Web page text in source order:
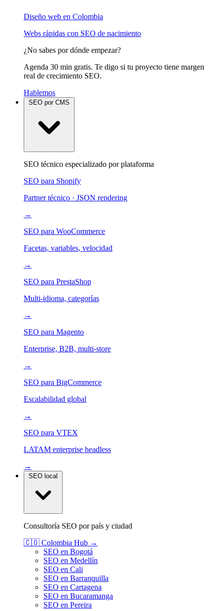
Diseño web en Colombia
Webs rápidas con SEO de nacimiento
¿No sabes por dónde empezar?
Agenda 30 min gratis. Te digo si tu proyecto tiene margen
real de crecimiento SEO.
Hablemos
SEO técnico especializado por plataforma
SEO para Shopify
Partner técnico · JSON rendering
→
SEO para WooCommerce
Facetas, variables, velocidad
→
SEO para PrestaShop
Multi-idioma, categorías
→
SEO para Magento
Enterprise, B2B, multi-store
→
SEO para BigCommerce
Escalabilidad global
→
SEO para VTEX
LATAM enterprise headless
→
Consultoría SEO por país y ciudad
🇨🇴 Colombia Hub →
SEO en Bogotá
SEO en Medellín
SEO en Cali
SEO en Barranquilla
SEO en Cartagena
SEO en Bucaramanga
SEO en Pereira